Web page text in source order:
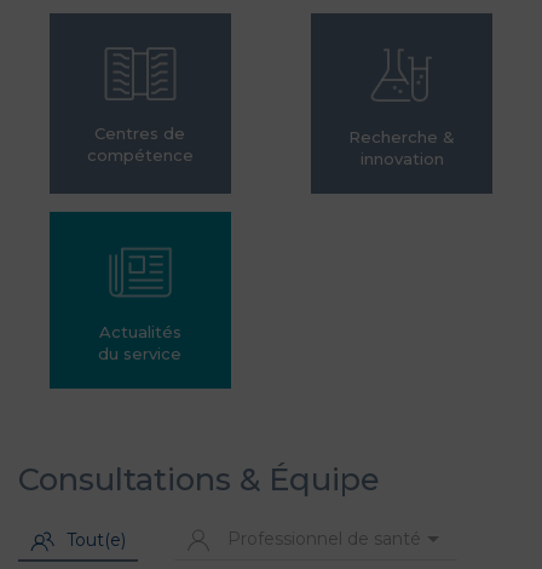
Centres de
compétence
Recherche &
innovation
Actualités
du service
Consultations & Équipe
Tout(e) Professionnel de santé